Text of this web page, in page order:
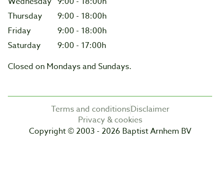
Thursday
9:00 - 18:00h
Friday
9:00 - 18:00h
Saturday
9:00 - 17:00h
Closed on Mondays and Sundays.
Terms and conditionsDisclaimer
Privacy & cookies
Copyright © 2003 - 2026 Baptist Arnhem BV